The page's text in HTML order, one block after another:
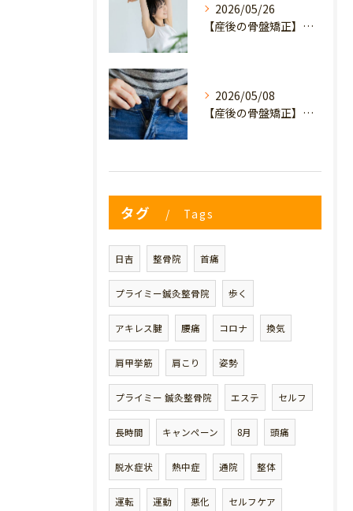
2026/05/26
【産後の骨盤矯正】産後の原因不明なイライラ・疲れやすさは骨盤のせい？心と体を軽くするヒント
2026/05/08
【産後の骨盤矯正】妊娠前のデニムが履けない…
タグ Tags
日吉 整骨院 首痛
プライミー鍼灸整骨院 歩く
アキレス腱 腰痛 コロナ 換気
肩甲挙筋 肩こり 姿勢
プライミー 鍼灸整骨院 エステ セルフ
長時間 キャンペーン 8月 頭痛
脱水症状 熱中症 通院 整体
運転 運動 悪化 セルフケア